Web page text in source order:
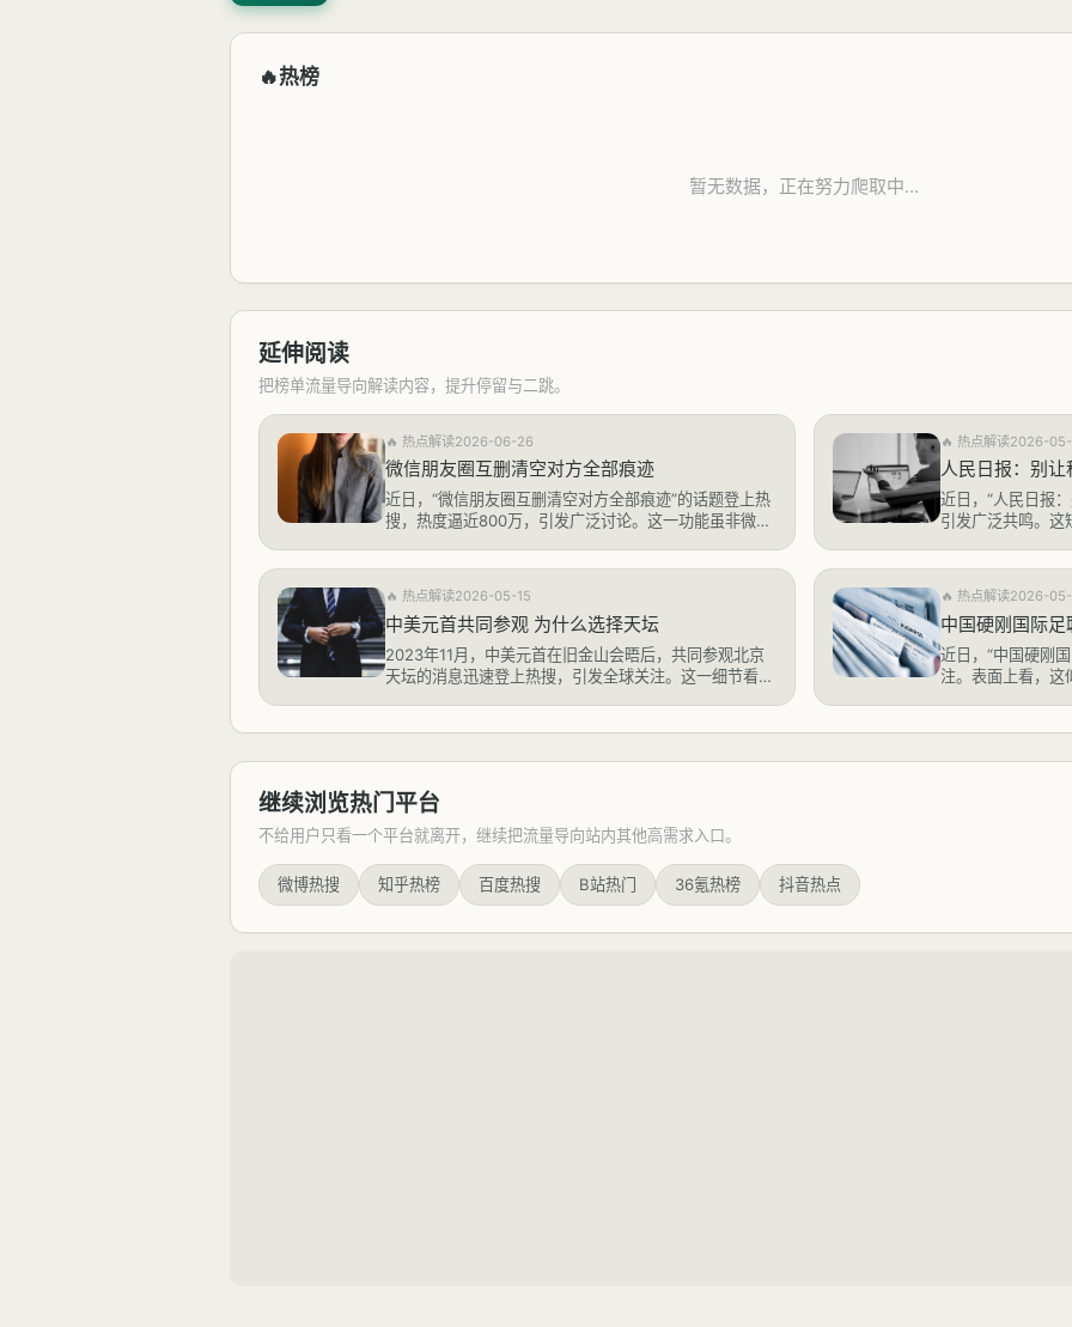
🔥热榜
暂无数据，正在努力爬取中...
延伸阅读
把榜单流量导向解读内容，提升停留与二跳。
🔥 热点解读2026-06-26
微信朋友圈互删清空对方全部痕迹
近日，“微信朋友圈互删清空对方全部痕迹”的话题登上热
搜，热度逼近800万，引发广泛讨论。这一功能虽非微信
是否应保留对方留下的点赞、评论等互动痕迹，
🔥 热点解读2026-05-
人民日报：别
近日，“人民日报
引发广泛共鸣。这
效考核等繁琐的表
现象不仅消耗了科
🔥 热点解读2026-05-15
中美元首共同参观 为什么选择天坛
2023年11月，中美元首在旧金山会晤后，共同参观北京
天坛的消息迅速登上热搜，引发全球关注。这一细节看似
筑，为何成为两国元首共同选择的“舞台”？这绝非偶然的
观光安排，
🔥 热点解读2026-
中国硬刚国际足
近日，“中国硬刚
注。表面上看，这
权、维护国家利益
低谷、改革进入深
继续浏览热门平台
不给用户只看一个平台就离开，继续把流量导向站内其他高需求入口。
微博热搜 知乎热榜 百度热搜 B站热门 36氪热榜 抖音热点